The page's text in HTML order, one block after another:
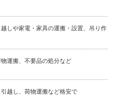
しや家電・家具の運搬・設置、吊り作
運搬、不要品の処分など
越し、荷物運搬など格安で